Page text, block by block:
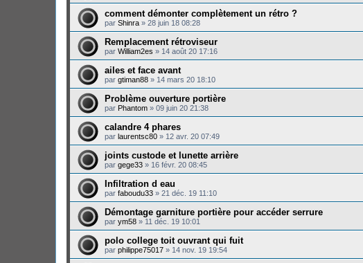
comment démonter complètement un rétro ?
par Shinra » 28 juin 18 08:28
Remplacement rétroviseur
par William2es » 14 août 20 17:16
ailes et face avant
par gtiman88 » 14 mars 20 18:10
Problème ouverture portière
par Phantom » 09 juin 20 21:38
calandre 4 phares
par laurentsc80 » 12 avr. 20 07:49
joints custode et lunette arrière
par gege33 » 16 févr. 20 08:45
Infiltration d eau
par faboudu33 » 21 déc. 19 11:10
Démontage garniture portière pour accéder serrure
par ym58 » 11 déc. 19 10:01
polo college toit ouvrant qui fuit
par philippe75017 » 14 nov. 19 19:54